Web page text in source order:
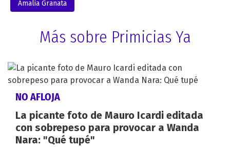
Amalia Granata
Más sobre Primicias Ya
NO AFLOJA
La picante foto de Mauro Icardi editada
con sobrepeso para provocar a Wanda
Nara: "Qué tupé"